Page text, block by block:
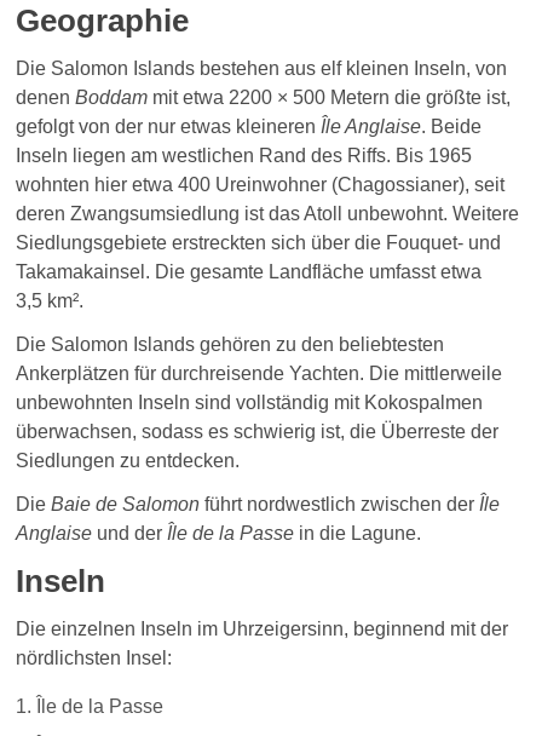
Geographie
Die Salomon Islands bestehen aus elf kleinen Inseln, von
denenBoddam mit etwa 2200 × 500 Metern die größte ist,
gefolgt von der nur etwas kleineren Île Anglaise. Beide
Inseln liegen am westlichen Rand des Riffs. Bis 1965
wohnten hier etwa 400 Ureinwohner (Chagossianer), seit
deren Zwangsumsiedlung ist das Atoll unbewohnt. Weitere
Siedlungsgebiete erstreckten sich über die Fouquet- und
Takamakainsel. Die gesamte Landfläche umfasst etwa
3,5 km².
Die Salomon Islands gehören zu den beliebtesten
Ankerplätzen für durchreisende Yachten. Die mittlerweile
unbewohnten Inseln sind vollständig mit Kokospalmen
überwachsen, sodass es schwierig ist, die Überreste der
Siedlungen zu entdecken.
DieBaie de Salomon führt nordwestlich zwischen der Île
Anglaise und der Île de la Passe in die Lagune.
Inseln
Die einzelnen Inseln im Uhrzeigersinn, beginnend mit der
nördlichsten Insel:
Île de la Passe